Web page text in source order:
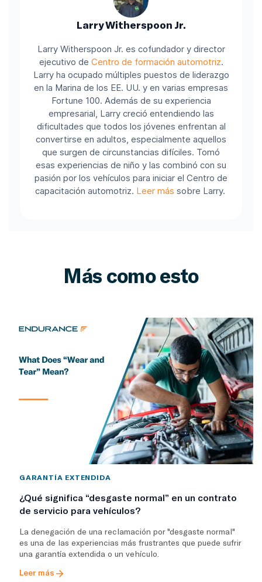
Larry Witherspoon Jr.
Larry Witherspoon Jr. es cofundador y director
ejecutivo de Centro de formación automotriz.
Larry ha ocupado múltiples puestos de liderazgo
en la Marina de los EE. UU. y en varias empresas
Fortune 100. Además de su experiencia
empresarial, Larry creció entendiendo las
dificultades que todos los jóvenes enfrentan al
convertirse en adultos, especialmente aquellos
que surgen de circunstancias difíciles. Tomó
esas experiencias de niño y las combinó con su
pasión por los vehículos para iniciar el Centro de
capacitación automotriz. Leer más sobre Larry.
Más como esto
GARANTÍA EXTENDIDA
¿Qué significa “desgaste normal” en un contrato
de servicio para vehículos?
La denegación de una reclamación por "desgaste normal"
es una de las experiencias más frustrantes que puede sufrir
una garantía extendida o un vehículo.
Leer más